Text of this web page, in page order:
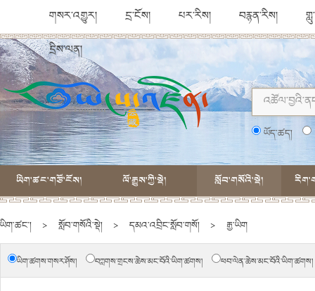
གསར་འགྱུར། དྲ་ངོས། པར་རིས། བརྙན་རིས།
དྲིས་ལན།
ཡོད་ཚད།
ཡིག་ཚང་གཙོ་ངོས། ལོ་རྒྱུས་ཀྱི་སྡེ། སློབ་གསོའི་སྡེ།
ཡིག་ཚང་། > སློབ་གསོའི་སྡེ། > དམའ་འབྲིང་སློབ་གསོ། > རྒྱ་ཡིག
ཡིག་ཚགས་གསར་ཤོས། བཀླགས་གྲངས་ཆེས་མང་བོའི་ཡིག་ཚགས། ཕབ་ལེན་ཆེས་མང་བོའི་ཡིག་ཚགས།